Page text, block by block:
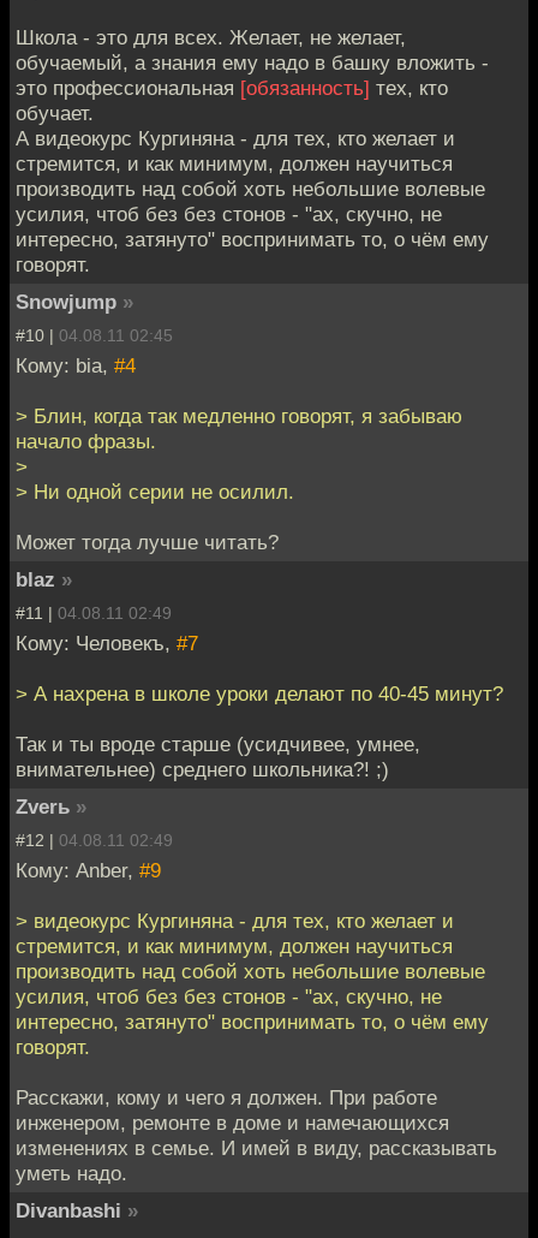
Школа - это для всех. Желает, не желает,
обучаемый, а знания ему надо в башку вложить -
это профессиональная [обязанность] тех, кто
обучает.
А видеокурс Кургиняна - для тех, кто желает и
стремится, и как минимум, должен научиться
производить над собой хоть небольшие волевые
усилия, чтоб без без стонов - "ах, скучно, не
интересно, затянуто" воспринимать то, о чём ему
говорят.
Snowjump »
#10 | 04.08.11 02:45
Кому: bia, #4
> Блин, когда так медленно говорят, я забываю
начало фразы.
>
> Ни одной серии не осилил.
Может тогда лучше читать?
blaz »
#11 | 04.08.11 02:49
Кому: Человекъ, #7
> А нахрена в школе уроки делают по 40-45 минут?
Так и ты вроде старше (усидчивее, умнее,
внимательнее) среднего школьника?! ;)
Zverь »
#12 | 04.08.11 02:49
Кому: Anber, #9
> видеокурс Кургиняна - для тех, кто желает и
стремится, и как минимум, должен научиться
производить над собой хоть небольшие волевые
усилия, чтоб без без стонов - "ах, скучно, не
интересно, затянуто" воспринимать то, о чём ему
говорят.
Расскажи, кому и чего я должен. При работе
инженером, ремонте в доме и намечающихся
изменениях в семье. И имей в виду, рассказывать
уметь надо.
Divanbashi »